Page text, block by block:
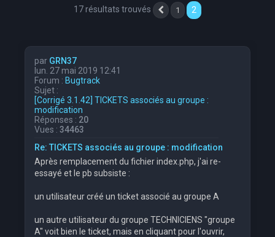
17 résultats trouvés Précédente
1 2
par GRN37
lun. 27 mai 2019 12:41
Forum : Bugtrack
Sujet :
[Corrigé 3.1.42] TICKETS associés au groupe :
modification
Réponses : 20
Vues : 34463
Re: TICKETS associés au groupe : modification
Après remplacement du fichier index.php, j'ai re-
essayé et le pb subsiste :
un utilisateur créé un ticket associé au groupe A
un autre utilisateur du groupe TECHNICIENS "groupe
A" voit bien le ticket, mais en cliquant pour l'ouvrir,